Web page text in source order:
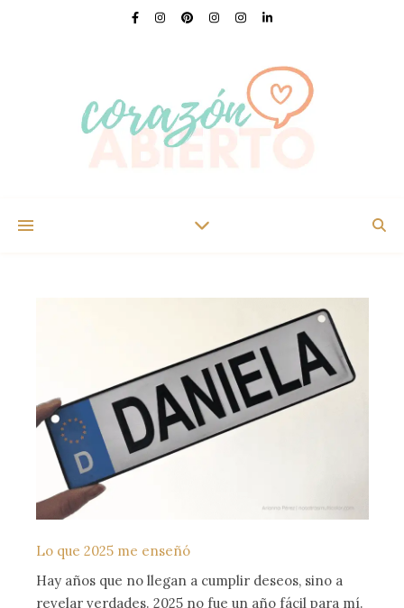
Lo que 2025 me enseñó
Hay años que no llegan a cumplir deseos, sino a
revelar verdades. 2025 no fue un año fácil para mí.